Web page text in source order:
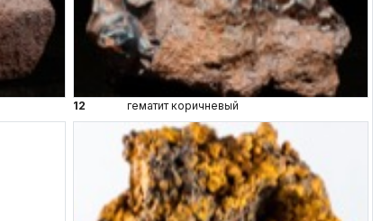
12 гематит коричневый